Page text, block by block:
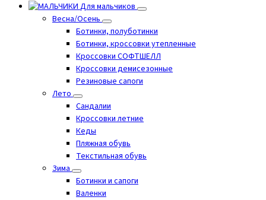
Для мальчиков
Весна/Осень
Ботинки, полуботинки
Ботинки, кроссовки утепленные
Кроссовки СОФТШЕЛЛ
Кроссовки демисезонные
Резиновые сапоги
Лето
Cандалии
Кроссовки летние
Кеды
Пляжная обувь
Текстильная обувь
Зима
Ботинки и сапоги
Валенки